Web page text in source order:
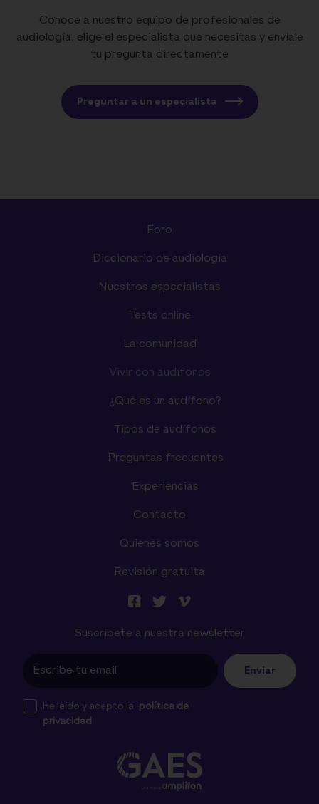
Conoce a nuestro equipo de profesionales de
audiología, elige el especialista que necesitas y envíale
tu pregunta directamente
Preguntar a un especialista
Foro
Diccionario de audiología
Nuestros especialistas
Tests online
La comunidad
Vivir con audífonos
¿Qué es un audífono?
Tipos de audífonos
Preguntas frecuentes
Experiencias
Contacto
Quienes somos
Revisión gratuita
Suscríbete a nuestra newsletter
He leído y acepto la
política de
privacidad
Enviar